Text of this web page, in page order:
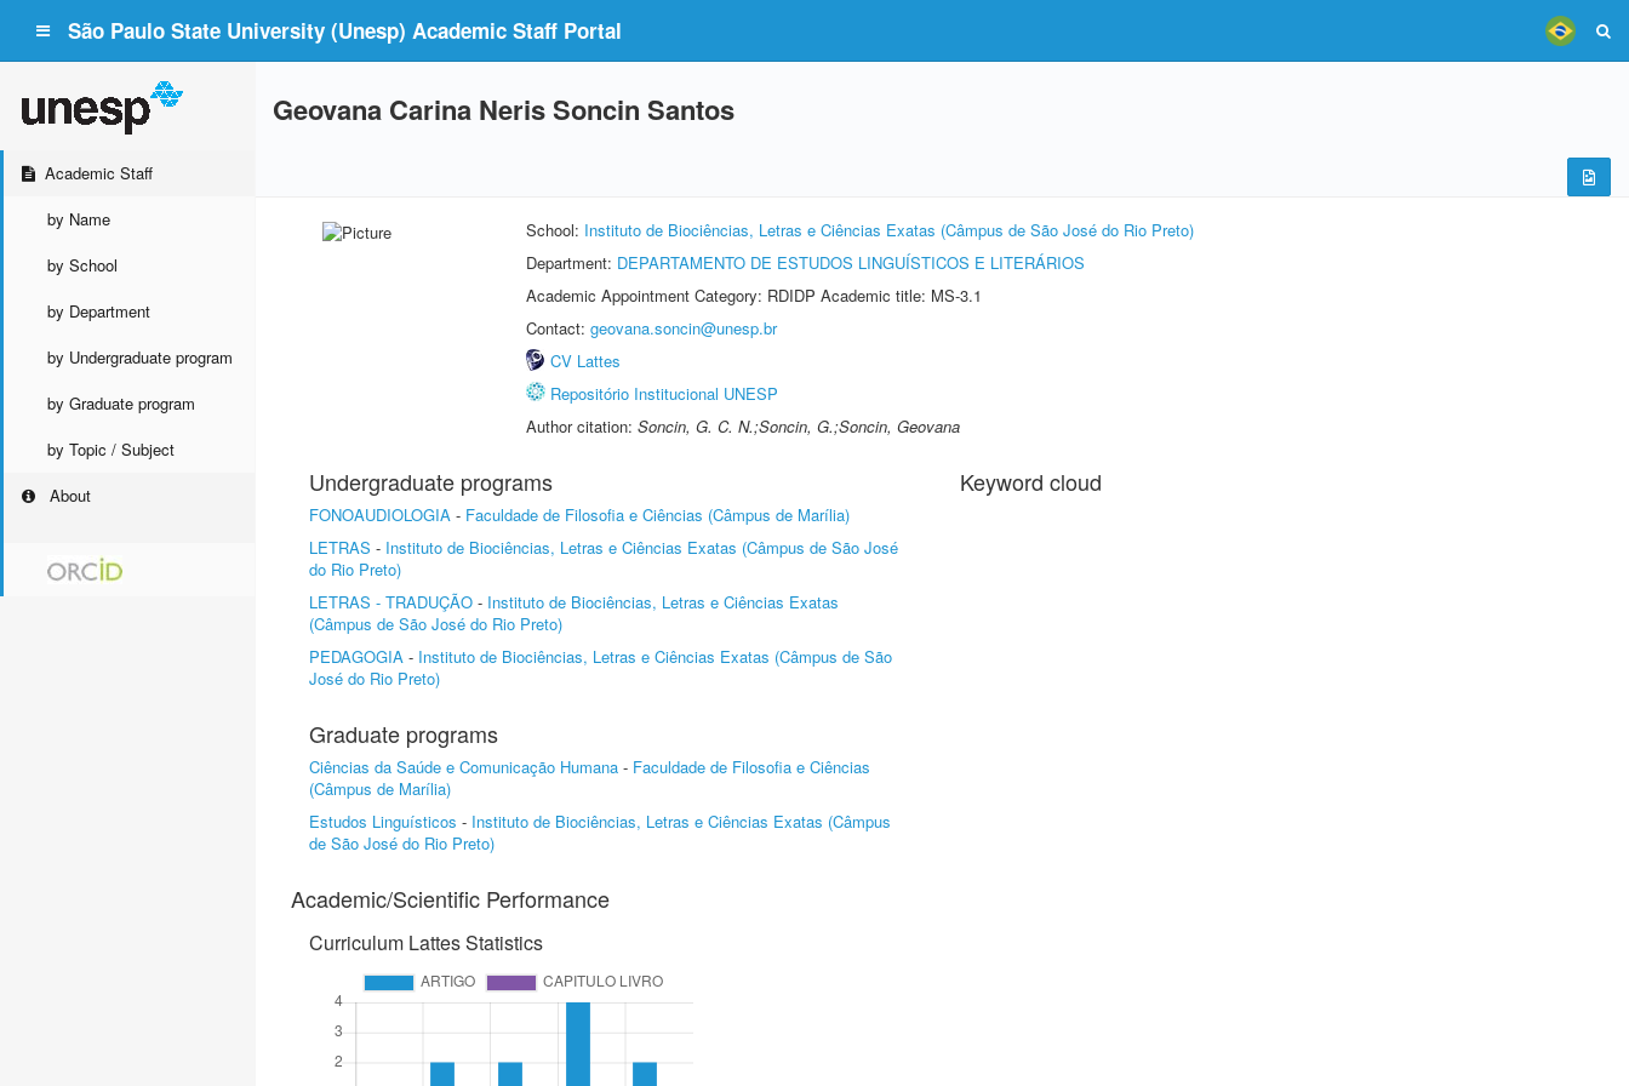
São Paulo State University (Unesp) Academic Staff Portal
Academic Staff
by Name
by School
by Department
by Undergraduate program
by Graduate program
by Topic / Subject
About
Geovana Carina Neris Soncin Santos
School: Instituto de Biociências, Letras e Ciências Exatas (Câmpus de São José do Rio Preto)
Department: DEPARTAMENTO DE ESTUDOS LINGUÍSTICOS E LITERÁRIOS
Academic Appointment Category: RDIDP Academic title: MS-3.1
Contact: geovana.soncin@unesp.br
CV Lattes
Repositório Institucional UNESP
Author citation: Soncin, G. C. N.;Soncin, G.;Soncin, Geovana
Undergraduate programs
FONOAUDIOLOGIA - Faculdade de Filosofia e Ciências (Câmpus de Marília)
LETRAS - Instituto de Biociências, Letras e Ciências Exatas (Câmpus de São José
do Rio Preto)
LETRAS - TRADUÇÃO - Instituto de Biociências, Letras e Ciências Exatas
(Câmpus de São José do Rio Preto)
PEDAGOGIA - Instituto de Biociências, Letras e Ciências Exatas (Câmpus de São
José do Rio Preto)
Graduate programs
Ciências da Saúde e Comunicação Humana - Faculdade de Filosofia e Ciências
(Câmpus de Marília)
Estudos Linguísticos - Instituto de Biociências, Letras e Ciências Exatas (Câmpus
de São José do Rio Preto)
Keyword cloud
Academic/Scientific Performance
Curriculum Lattes Statistics